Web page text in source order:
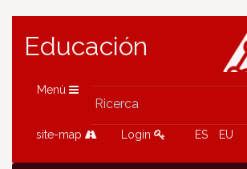
Educación
Menù
site-map Login ES EU